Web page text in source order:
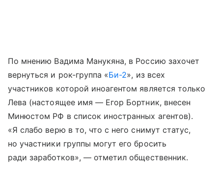
По мнению Вадима Манукяна, в Россию захочет
вернуться и рок-группа «Би-2», из всех
участников которой иноагентом является только
Лева (настоящее имя — Егор Бортник, внесен
Минюстом РФ в список иностранных агентов).
«Я слабо верю в то, что с него снимут статус,
но участники группы могут его бросить
ради заработков», — отметил общественник.